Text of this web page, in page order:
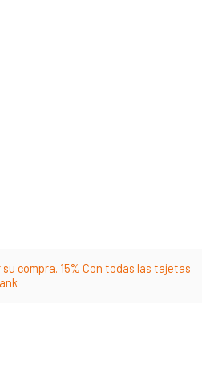
compra. 15% Con todas las tajetas